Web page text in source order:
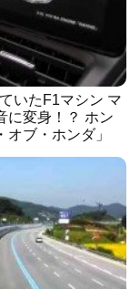
いたF1マシン マ
に変身！？ ホン
ブ・ホンダ」